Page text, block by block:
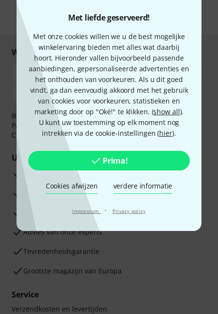
Met liefde geserveerd!
Met onze cookies willen we u de best mogelijke
winkelervaring bieden met alles wat daarbij
hoort. Hieronder vallen bijvoorbeeld passende
aanbiedingen, gepersonaliseerde advertenties en
het onthouden van voorkeuren. Als u dit goed
vindt, ga dan eenvoudig akkoord met het gebruik
van cookies voor voorkeuren, statistieken en
marketing door op "Oké!" te klikken. (show all).
U kunt uw toestemming op elk moment nog
intrekken via de cookie-instellingen (hier).
Prima!
Cookies afwijzen verdere informatie
Impressum · Privacy policy
* Benodigd
Winkel en betaal veilig
Betaalt u veilig en vertrouwd met Bankoverschrijving,
PayPal, iDEAL,Klarna Betaal Nu,Klarna Betaal in 3of
Creditcard.
Uw voordelen
3 jaar Thomann garantie
30 dagen Money Back-garantie
Reparatie Service
Advies van onze experts
Tevredenheidsgarantie
Grootste magazijn van Europa
Service
Verzendkosten en levertijden